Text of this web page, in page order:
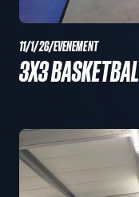
11/1/26/EVENEMENT
3X3 BASKETBAL